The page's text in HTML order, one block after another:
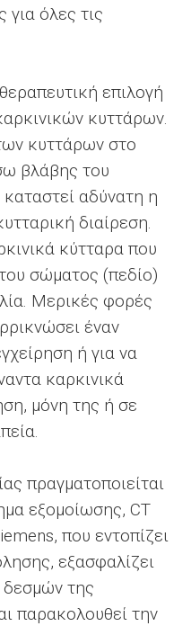
όλες τις
επιλογή
κυττάρων.
κυττάρων στο
βλάβης του
αδύνατη η
διαίρεση.
κύτταρα που
σώματος (πεδίο)
Μερικές φορές
έναν
ή για να
καρκινικά
μόνη της ή σε
πραγματοποιείται
εξομοίωσης, CT
που εντοπίζει
εξασφαλίζει
δεσμών της
παρακολουθεί την